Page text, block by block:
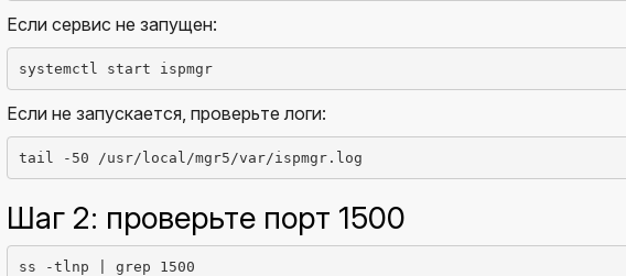
Если сервис не запущен:
systemctl start ispmgr
Если не запускается, проверьте логи:
tail -50 /usr/local/mgr5/var/ispmgr.log
Шаг 2: проверьте порт 1500
ss -tlnp | grep 1500